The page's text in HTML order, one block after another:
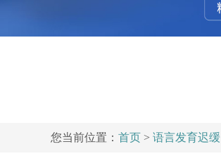
您当前位置： 首页 > 语言发育迟缓